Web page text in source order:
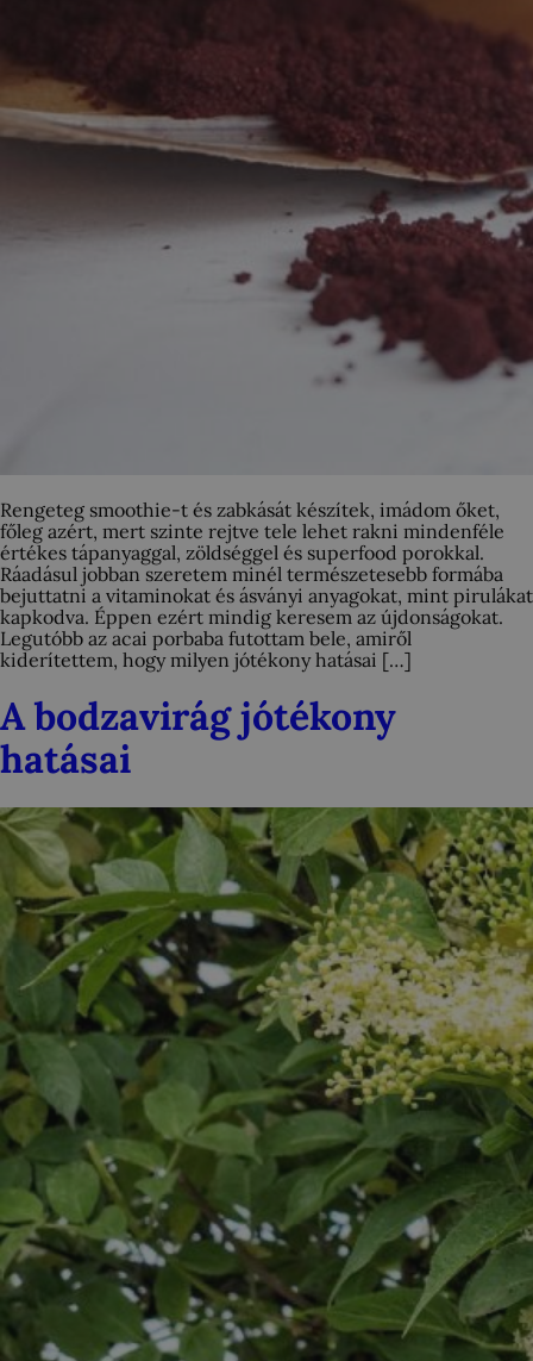
Rengeteg smoothie-t és zabkását készítek, imádom őket,
főleg azért, mert szinte rejtve tele lehet rakni mindenféle
értékes tápanyaggal, zöldséggel és superfood porokkal.
Ráadásul jobban szeretem minél természetesebb formába
bejuttatni a vitaminokat és ásványi anyagokat, mint pirulákat
kapkodva. Éppen ezért mindig keresem az újdonságokat.
Legutóbb az acai porbaba futottam bele, amiről
kiderítettem, hogy milyen jótékony hatásai […]
A bodzavirág jótékony
hatásai